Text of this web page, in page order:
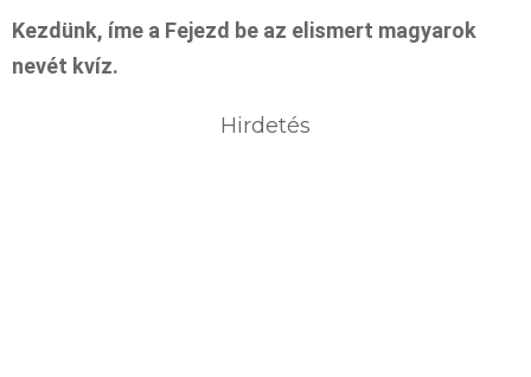
Kezdünk, íme a Fejezd be az elismert magyarok
nevét kvíz.
Hirdetés